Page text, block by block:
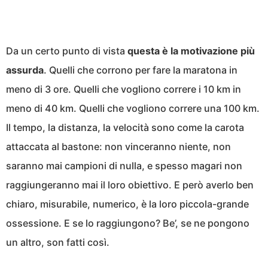
Da un certo punto di vista questa è la motivazione più
assurda. Quelli che corrono per fare la maratona in
meno di 3 ore. Quelli che vogliono correre i 10 km in
meno di 40 km. Quelli che vogliono correre una 100 km.
Il tempo, la distanza, la velocità sono come la carota
attaccata al bastone: non vinceranno niente, non
saranno mai campioni di nulla, e spesso magari non
raggiungeranno mai il loro obiettivo. E però averlo ben
chiaro, misurabile, numerico, è la loro piccola-grande
ossessione. E se lo raggiungono? Be’, se ne pongono
un altro, son fatti così.